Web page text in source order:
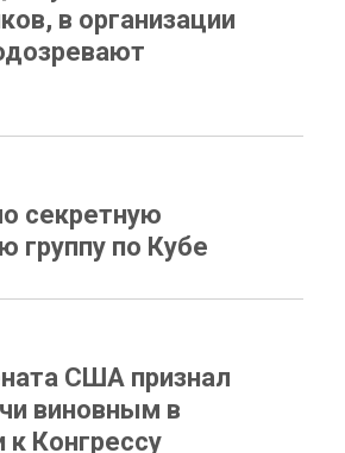
в организации
секретную
группу по Кубе
США признал
виновным в
Конгрессу